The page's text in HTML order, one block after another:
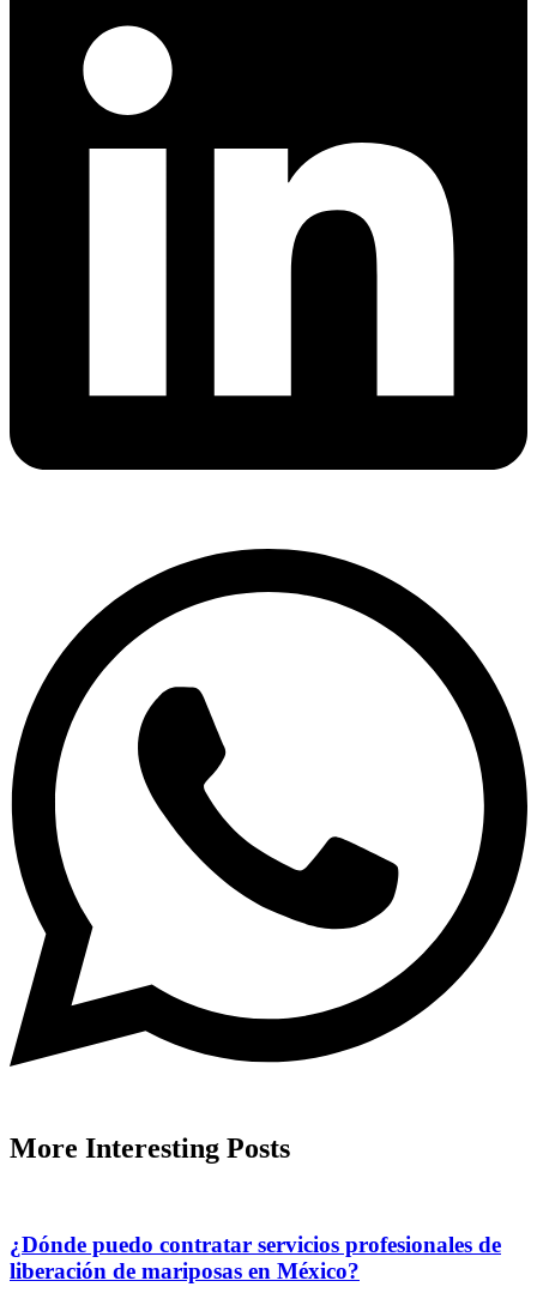
More Interesting Posts
¿Dónde puedo contratar servicios profesionales de
liberación de mariposas en México?